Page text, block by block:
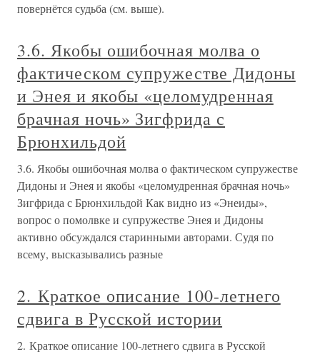
повернётся судьба (см. выше).
3.6. Якобы ошибочная молва о
фактическом супружестве Дидоны
и Энея и якобы «целомудренная
брачная ночь» Зигфрида с
Брюнхильдой
3.6. Якобы ошибочная молва о фактическом супружестве
Дидоны и Энея и якобы «целомудренная брачная ночь»
Зигфрида с Брюнхильдой Как видно из «Энеиды»,
вопрос о помолвке и супружестве Энея и Дидоны
активно обсуждался старинными авторами. Судя по
всему, высказывались разные
2. Краткое описание 100-летнего
сдвига в Русской истории
2. Краткое описание 100-летнего сдвига в Русской